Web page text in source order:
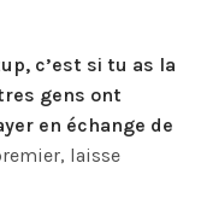
c’est si tu as la
gens ont
en échange de
laisse